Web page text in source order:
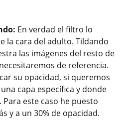
En verdad el filtro lo
la cara del adulto. Tildando
las imágenes del resto de
de referencia.
su opacidad, si queremos
capa específica y donde
este caso he puesto
y a un 30% de opacidad.